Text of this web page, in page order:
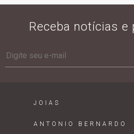
Receba notícias e
JOIAS
ANTONIO BERNARDO